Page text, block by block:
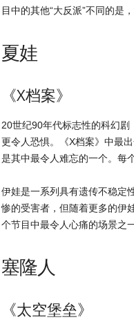
目中的其他“大反派”不同的是
夏娃
《X档案》
20世纪90年代标志性的科幻剧
更令人恐惧。《X档案》中最
是其中最令人难忘的一个。每
伊娃是一系列具有遗传不稳定
惨的受害者，但随着更多的伊
个节目中最令人心痛的场景之
塞隆人
《太空堡垒》